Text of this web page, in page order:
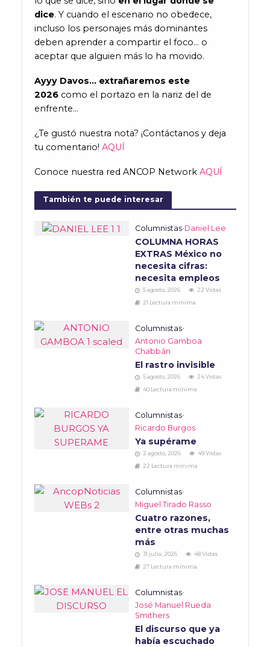
dice. Y cuando el escenario no obedece,
incluso los personajes más dominantes
deben aprender a compartir el foco… o
aceptar que alguien más lo ha movido.
Ayyy Davos… extrañaremos este
2026como el portazo en la nariz del de
enfrente…
¿Te gustó nuestra nota? ¡Contáctanos y deja
tu comentario! AQUÍ
Conoce nuestra red ANCOP Network AQUÍ
También te puede interesar
Columnistas•Daniel Lee
COLUMNA HORAS
EXTRAS México no
necesita cifras:
necesita empleos
5 agosto, 2026
22 Vistas
21 Lectura mínima
Columnistas•
Antonio Gamboa
Chabbán
El rastro invisible
5 agosto, 2026
24 Vistas
40 Lectura mínima
Columnistas•
Ricardo Burgos
Ya supérame
2 agosto, 2026
49 Vistas
22 Lectura mínima
Columnistas•
Miguel Tirado Rasso
Cuatro razones,
entre otras muchas
más
31 julio, 2026
48 Vistas
27 Lectura mínima
Columnistas•
José Manuel Rueda
Smithers
El discurso que ya
había escuchado